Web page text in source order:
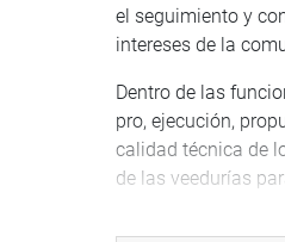
el seguimiento y
intereses de la
Dentro de las
pro, ejecución,
calidad técnica de
de las veedurías